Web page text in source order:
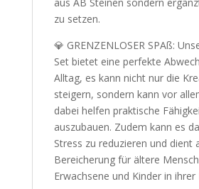
zu setzen.
💎 GRENZENLOSER SPAß:
Set bietet eine perfekte
Alltag, es kann nicht nur die
steigern, sondern kann vor
dabei helfen praktische
auszubauen. Zudem kann es
Stress zu reduzieren und dient
Bereicherung für ältere
Erwachsene und Kinder in ihrer